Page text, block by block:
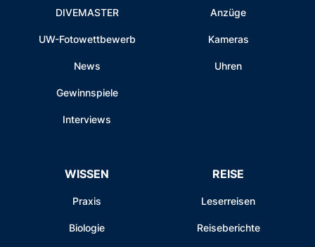
DIVEMASTER
UW-Fotowettbewerb
News
Gewinnspiele
Interviews
Anzüge
Kameras
Uhren
WISSEN
Praxis
Biologie
REISE
Leserreisen
Reiseberichte